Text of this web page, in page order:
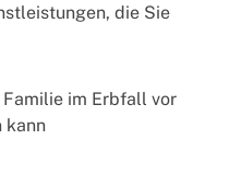
die Sie
im Erbfall vor
kann